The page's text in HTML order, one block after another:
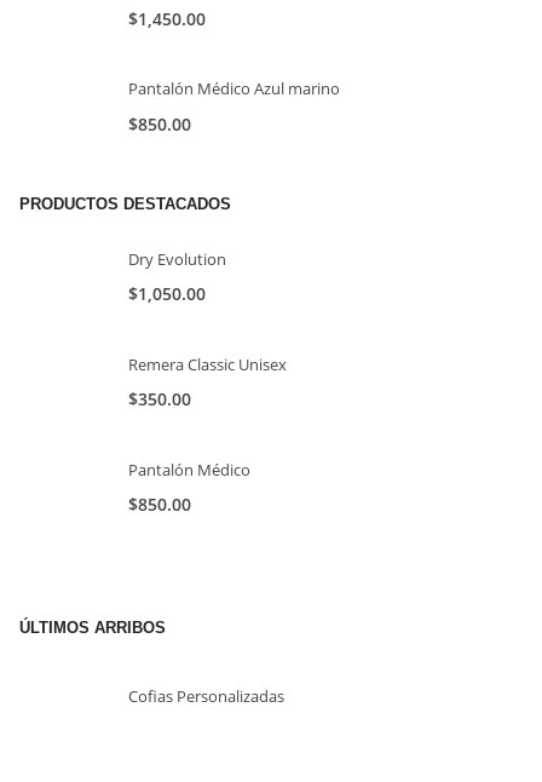
$1,450.00
Pantalón Médico Azul marino
$850.00
PRODUCTOS DESTACADOS
Dry Evolution
$1,050.00
Remera Classic Unisex
$350.00
Pantalón Médico
$850.00
ÚLTIMOS ARRIBOS
Cofias Personalizadas